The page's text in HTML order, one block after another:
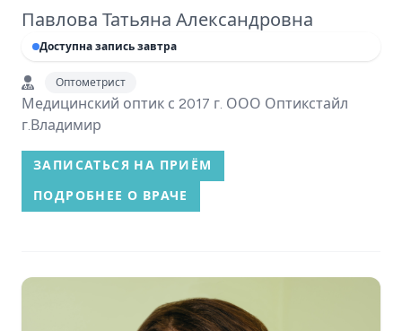
Павлова Татьяна Александровна
Доступна запись завтра
Оптометрист
Медицинский оптик с 2017 г. ООО Оптикстайл
г.Владимир
ЗАПИСАТЬСЯ НА ПРИЁМ
ПОДРОБНЕЕ О ВРАЧЕ